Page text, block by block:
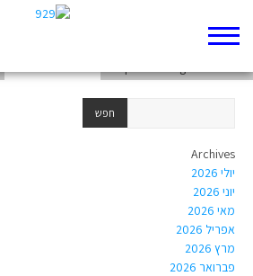
Archives
יולי 2026
יוני 2026
מאי 2026
אפריל 2026
מרץ 2026
פברואר 2026